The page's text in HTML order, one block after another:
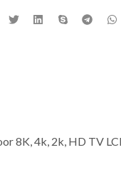
8K, 4k, 2k, HD TV